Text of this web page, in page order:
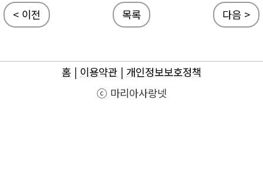
< 이전 목록 다음 >
홈 | 이용약관 | 개인정보보호정책
ⓒ 마리아사랑넷